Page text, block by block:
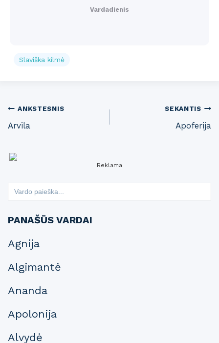
Vardadienis
Slaviška kilmė
Post
navigation
ANKSTESNIS
Arvila
SEKANTIS
Apoferija
Reklama
Search
for:
PANAŠŪS VARDAI
Agnija
Algimantė
Ananda
Apolonija
Alvydė